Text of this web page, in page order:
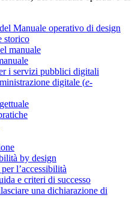
Manuale operativo di design
storico
manuale
i servizi pubblici digitali
digitale (e-
by design
l’accessibilità
e criteri di successo
una dichiarazione di